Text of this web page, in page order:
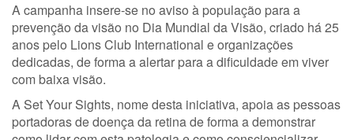
A campanha insere-se no aviso à população para a
prevenção da visão no Dia Mundial da Visão, criado há 25
anos pelo Lions Club International e organizações
dedicadas, de forma a alertar para a dificuldade em viver
com baixa visão.
A Set Your Sights, nome desta iniciativa, apoia as pessoas
portadoras de doença da retina de forma a demonstrar